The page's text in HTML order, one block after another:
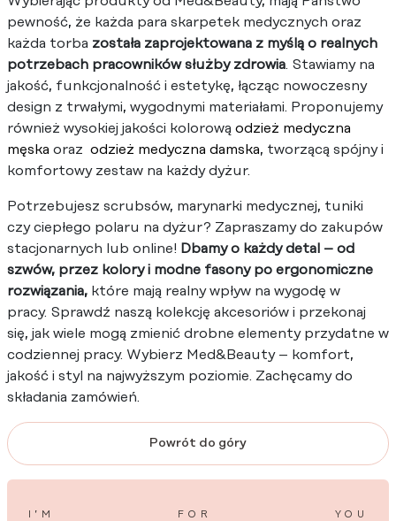
pewność, że każda para skarpetek medycznych oraz
każda torba została zaprojektowana z myślą o realnych
potrzebach pracowników służby zdrowia. Stawiamy na
jakość, funkcjonalność i estetykę, łącząc nowoczesny
design z trwałymi, wygodnymi materiałami. Proponujemy
również wysokiej jakości kolorową odzież medyczna
męska oraz odzież medyczna damska, tworzącą spójny i
komfortowy zestaw na każdy dyżur.
Potrzebujesz scrubsów, marynarki medycznej, tuniki
czy ciepłego polaru na dyżur? Zapraszamy do zakupów
stacjonarnych lub online! Dbamy o każdy detal – od
szwów, przez kolory i modne fasony po ergonomiczne
rozwiązania, które mają realny wpływ na wygodę w
pracy. Sprawdź naszą kolekcję akcesoriów i przekonaj
się, jak wiele mogą zmienić drobne elementy przydatne w
codziennej pracy. Wybierz Med&Beauty – komfort,
jakość i styl na najwyższym poziomie. Zachęcamy do
składania zamówień.
Powrót do góry
I’M FOR YOU